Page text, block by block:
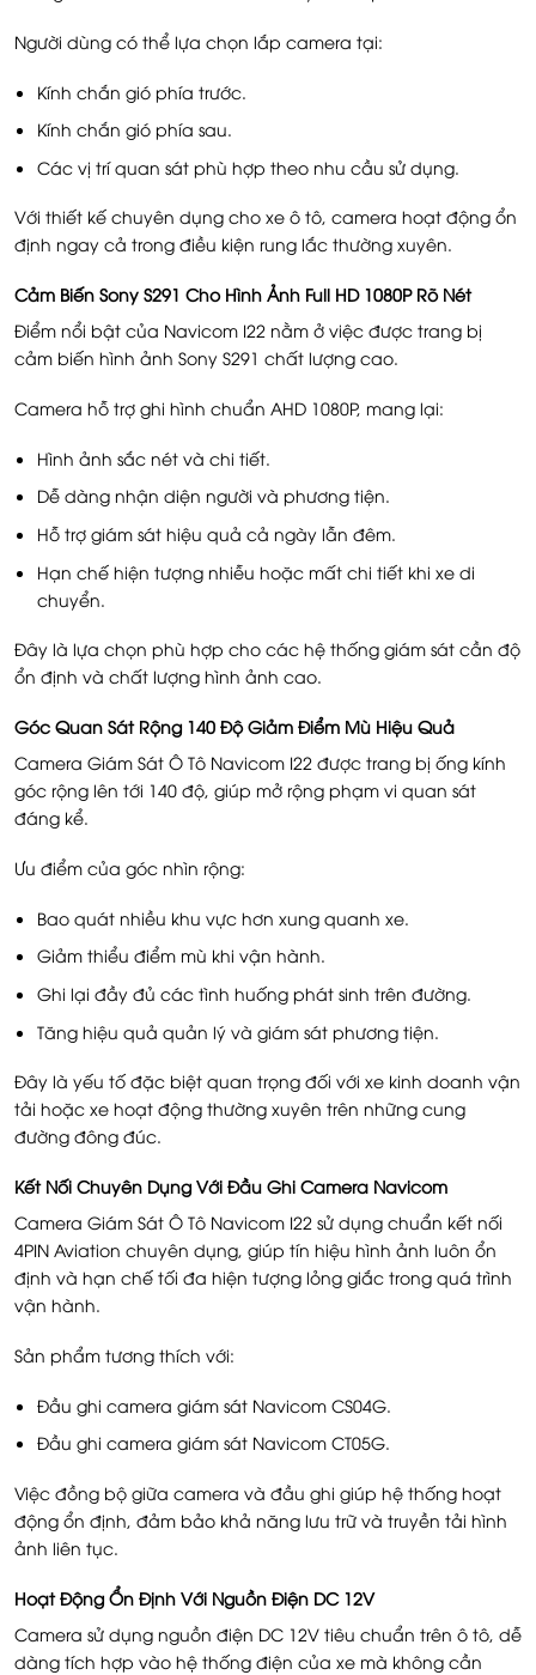
Người dùng có thể lựa chọn lắp camera tại:
Kính chắn gió phía trước.
Kính chắn gió phía sau.
Các vị trí quan sát phù hợp theo nhu cầu sử dụng.
Với thiết kế chuyên dụng cho xe ô tô, camera hoạt động ổn
định ngay cả trong điều kiện rung lắc thường xuyên.
Cảm Biến Sony S291 Cho Hình Ảnh Full HD 1080P Rõ Nét
Điểm nổi bật của Navicom I22 nằm ở việc được trang bị
cảm biến hình ảnh Sony S291 chất lượng cao.
Camera hỗ trợ ghi hình chuẩn AHD 1080P, mang lại:
Hình ảnh sắc nét và chi tiết.
Dễ dàng nhận diện người và phương tiện.
Hỗ trợ giám sát hiệu quả cả ngày lẫn đêm.
Hạn chế hiện tượng nhiễu hoặc mất chi tiết khi xe di
chuyển.
Đây là lựa chọn phù hợp cho các hệ thống giám sát cần độ
ổn định và chất lượng hình ảnh cao.
Góc Quan Sát Rộng 140 Độ Giảm Điểm Mù Hiệu Quả
Camera Giám Sát Ô Tô Navicom I22 được trang bị ống kính
góc rộng lên tới 140 độ, giúp mở rộng phạm vi quan sát
đáng kể.
Ưu điểm của góc nhìn rộng:
Bao quát nhiều khu vực hơn xung quanh xe.
Giảm thiểu điểm mù khi vận hành.
Ghi lại đầy đủ các tình huống phát sinh trên đường.
Tăng hiệu quả quản lý và giám sát phương tiện.
Đây là yếu tố đặc biệt quan trọng đối với xe kinh doanh vận
tải hoặc xe hoạt động thường xuyên trên những cung
đường đông đúc.
Kết Nối Chuyên Dụng Với Đầu Ghi Camera Navicom
Camera Giám Sát Ô Tô Navicom I22 sử dụng chuẩn kết nối
4PIN Aviation chuyên dụng, giúp tín hiệu hình ảnh luôn ổn
định và hạn chế tối đa hiện tượng lỏng giắc trong quá trình
vận hành.
Sản phẩm tương thích với:
Đầu ghi camera giám sát Navicom CS04G.
Đầu ghi camera giám sát Navicom CT05G.
Việc đồng bộ giữa camera và đầu ghi giúp hệ thống hoạt
động ổn định, đảm bảo khả năng lưu trữ và truyền tải hình
ảnh liên tục.
Hoạt Động Ổn Định Với Nguồn Điện DC 12V
Camera sử dụng nguồn điện DC 12V tiêu chuẩn trên ô tô, dễ
dàng tích hợp vào hệ thống điện của xe mà không cần